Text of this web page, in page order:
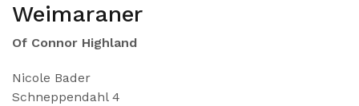
Weimaraner
Of Connor Highland
Nicole Bader
Schneppendahl 4